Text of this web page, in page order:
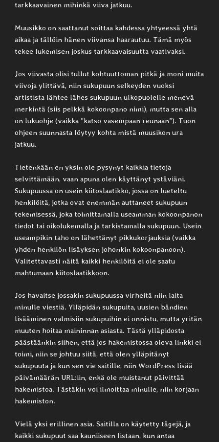
tarkkaavainen mihinkä viiva jatkuu.
Muusikko on saattanut soittaa kahdessa yhtyeessä yhtä
aikaa ja tällöin hänen viivansa haarautuu. Tämä myös
tekee lukemisen joskus tarkkaavaisuutta vaativaksi.
Jos viivasta olisi tullut kohtuuttoman pitkä ja moni muita
viivoja ylittävä, niin sukupuun selkeyden vuoksi
artistista lähtee lähes sukupuun ulkopuolelle menevä
merkintä (siis pelkkä kokoonpano nimi), mutta sen alla
on lukuohje (vaikka ”katso vasempaan reunaan”). Tuon
ohjeen suunnasta löytyy kohta mistä muusikon ura
jatkuu.
Tietenkään en yksin ole pysynyt kaikkia tietoja
selvittämään, vaan apuna olen käyttänyt ystäviäni.
Sukupuussa on usein kiitoslaatikko, jossa on lueteltu
henkilöitä, jotka ovat enemmän auttaneet sukupuun
tekemisessä, joka toimittamalla useamman kokoonpanon
tiedot tai oikolukemalla ja tarkistamalla sukupuun. Usein
useampikin taho on lähettänyt pikkukorjauksia (vaikka
yhden henkilön lisäyksen johonkin kokoonpanoon).
Valitettavasti näitä kaikki henkilöitä ei ole saatu
mahtumaan kiitoslaatikkoon.
Jos havaitse jossakin sukupuussa virheitä niin laita
minulle viestiä. Ylläpidän sukupuita, uusien bändien
lisääminen valmisiin sukupuihin ei onnistu, mutta yritän
muuten hoitaa maininnan asiasta. Tästä ylläpidosta
päästäänkin siihen, että jos hakemistossa oleva linkki ei
toimi, niin se johtuu siitä, että olen ylläpitänyt
sukupuuta ja kun sen vie saitille, niin WordPress lisää
päivämäärän URL:iin, enkä ole muistanut päivittää
hakemistoa. Tästäkin voi ilmoittaa minulle, niin korjaan
hakemiston.
Vielä yksi erillinen asia. Saitilla on käytetty tägejä, ja
kaikki sukupuut saa kauniiseen listaan, kun antaa